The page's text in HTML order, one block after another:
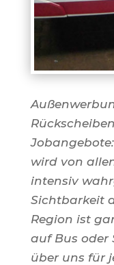
wird von
intensiv
Sichtbarkeit
Region ist
auf Bus oder
über uns für